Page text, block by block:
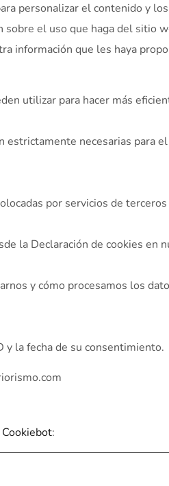
personalizar el contenido y
el uso que haga del sitio
información que les haya
utilizar para hacer más
necesarias para
por servicios de
la Declaración de cookies en
y cómo procesamos los
la fecha de su consentimiento.
Cookiebot: